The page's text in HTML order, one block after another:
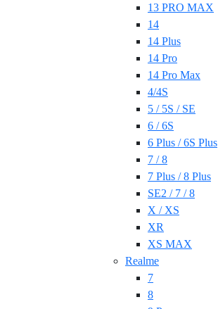
13 PRO MAX
14
14 Plus
14 Pro
14 Pro Max
4/4S
5 / 5S / SE
6 / 6S
6 Plus / 6S Plus
7 / 8
7 Plus / 8 Plus
SE2 / 7 / 8
X / XS
XR
XS MAX
Realme
7
8